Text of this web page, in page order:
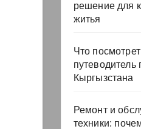
решение для
житья
Что
путеводитель
Кыргызстана
Ремонт и
техники: